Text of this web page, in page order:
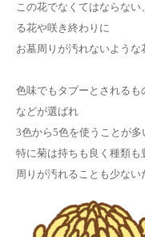
この花でなくてはならな
る花や咲き終わりに
お墓周りが汚れないような
色味でもタブーとされる
などが選ばれ
3色から5色を使うことが多
特に菊は持ちも良く種類
周りが汚れることも少ない